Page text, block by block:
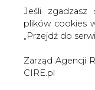
Jeśli zgadzasz
plików cookies
„Przejdź do
Zarząd Agencji
CIRE.pl
produkowane w
(powstaną w
Pierwszy,
Porsche będzie
zakładu w
modelu Macan.